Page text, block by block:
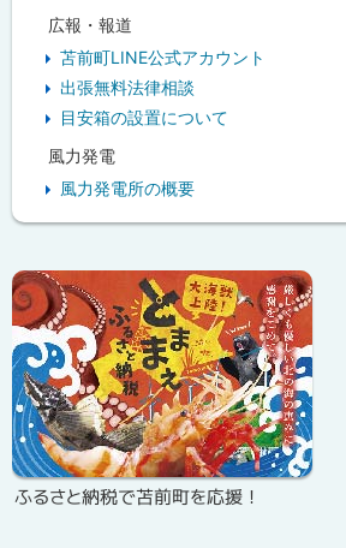
広報・報道
苫前町LINE公式アカウント
出張無料法律相談
目安箱の設置について
風力発電
風力発電所の概要
ッ
ク
ア
ッ
プ
ふるさと納税で苫前町を応援！